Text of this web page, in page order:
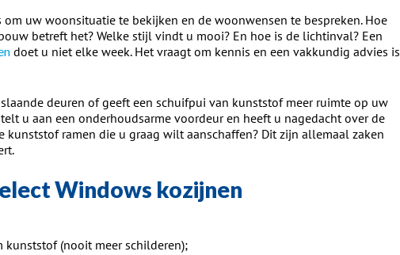
uw woonsituatie te bekijken en de woonwensen te bespreken. Hoe
betreft het? Welke stijl vindt u mooi? En hoe is de lichtinval? Een
doet u niet elke week. Het vraagt om kennis en een vakkundig advies is
deuren of geeft een schuifpui van kunststof meer ruimte op uw
u aan een onderhoudsarme voordeur en heeft u nagedacht over de
ramen die u graag wilt aanschaffen? Dit zijn allemaal zaken
Windows kozijnen
(nooit meer schilderen);